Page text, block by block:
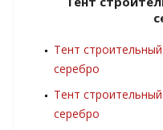
Тент
серебро
Тент
серебро